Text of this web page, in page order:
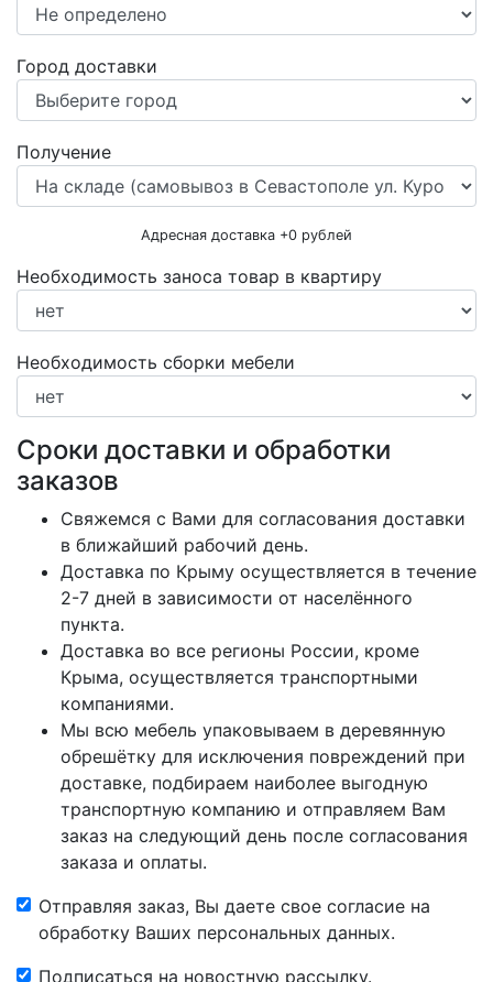
Город доставки
Получение
Адресная доставка +0 рублей
Необходимость заноса товар в квартиру
Необходимость сборки мебели
Сроки доставки и обработки
заказов
Свяжемся с Вами для согласования доставки
в ближайший рабочий день.
Доставка по Крыму осуществляется в течение
2-7 дней в зависимости от населённого
пункта.
Доставка во все регионы России, кроме
Крыма, осуществляется транспортными
компаниями.
Мы всю мебель упаковываем в деревянную
обрешётку для исключения повреждений при
доставке, подбираем наиболее выгодную
транспортную компанию и отправляем Вам
заказ на следующий день после согласования
заказа и оплаты.
Отправляя заказ, Вы даете свое согласие на
обработку Ваших персональных данных.
Подписаться на новостную рассылку.